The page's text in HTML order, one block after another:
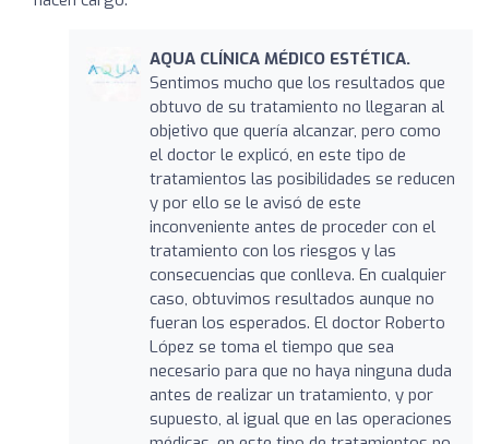
AQUA CLÍNICA MÉDICO ESTÉTICA.
Sentimos mucho que los resultados que
obtuvo de su tratamiento no llegaran al
objetivo que quería alcanzar, pero como
el doctor le explicó, en este tipo de
tratamientos las posibilidades se reducen
y por ello se le avisó de este
inconveniente antes de proceder con el
tratamiento con los riesgos y las
consecuencias que conlleva. En cualquier
caso, obtuvimos resultados aunque no
fueran los esperados. El doctor Roberto
López se toma el tiempo que sea
necesario para que no haya ninguna duda
antes de realizar un tratamiento, y por
supuesto, al igual que en las operaciones